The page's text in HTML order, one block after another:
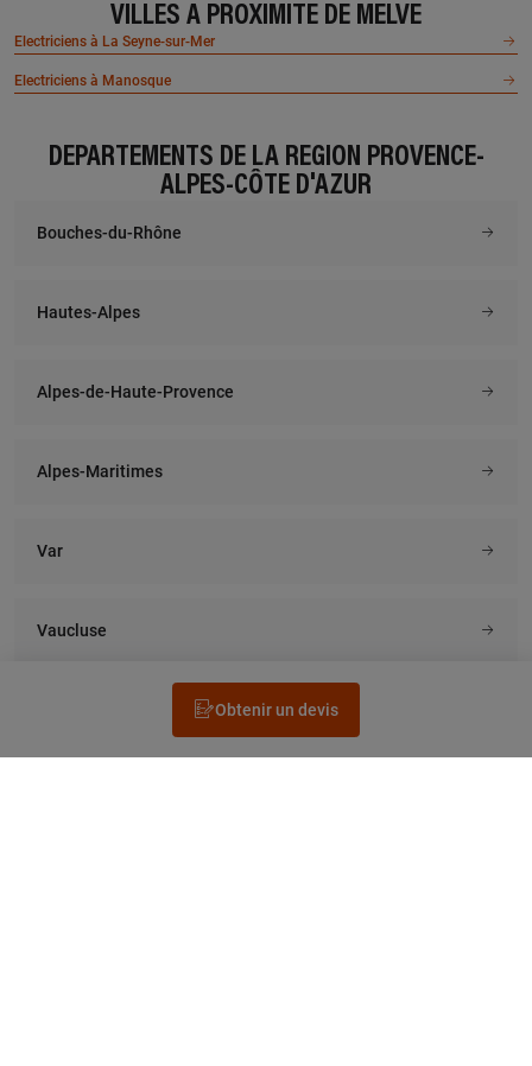
Obtenir un devis
VILLES À PROXIMITÉ DE MELVE
Electriciens à La Seyne-sur-Mer
Electriciens à Manosque
DÉPARTEMENTS DE LA RÉGION PROVENCE-
ALPES-CÔTE D'AZUR
Bouches-du-Rhône
Hautes-Alpes
Alpes-de-Haute-Provence
Alpes-Maritimes
Var
Vaucluse